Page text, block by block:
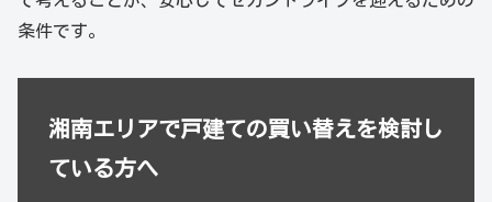
条件です。
湘南エリアで戸建ての買い替えを検討し
ている方へ